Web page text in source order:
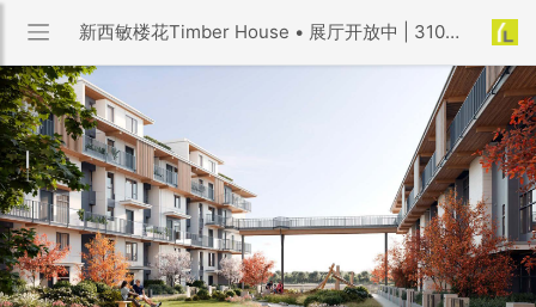
新西敏楼花Timber House • 展厅开放中 | 310 Salter Street, New Westminster